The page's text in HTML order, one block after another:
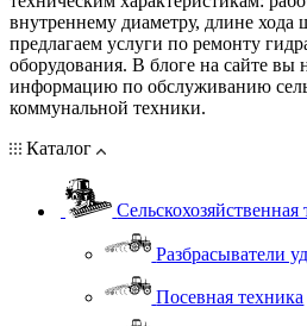
внутреннему диаметру, длине хода
предлагаем услуги по ремонту
оборудования. В блоге на сайте вы
информацию по обслуживанию
коммунальной техники.
Каталог
Сельскохозяйственная
Разбрасыватели
Посевная техника